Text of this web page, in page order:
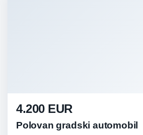
4.200 EUR
Polovan gradski automobil